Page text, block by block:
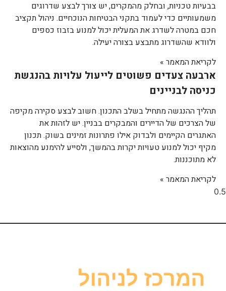
בבעיות טכניות, ובחלק מהמקרים, יש צורך לבצע שדרוגים
משמעותיים כדי לעמוד בתקני הבטיחות הנוכחיים. ניהול תקציב
חכם במטרה לשדרג את המעלית יכול למנוע בזבוז כספים
ולוודא שהשדרוג מתבצע בצורה יעילה.
לקריאת המאמר »
ארבעה צעדים פשוטים לייעול עלויות בהנגשת
כניסה לבניינים
תהליך ההנגשה מתחיל בשלב התכנון. חשוב לבצע סקירה מקיפה
של הצרכים של הדיירים והמבקרים בבניין. יש לזהות את
האתגרים הקיימים ולבדוק אילו פתרונות זמינים בשוק. תכנון
מקיף יכול למנוע טעויות יקרות בהמשך, ולסייע להימנע מהוצאות
לא מתוכננות.
לקריאת המאמר »